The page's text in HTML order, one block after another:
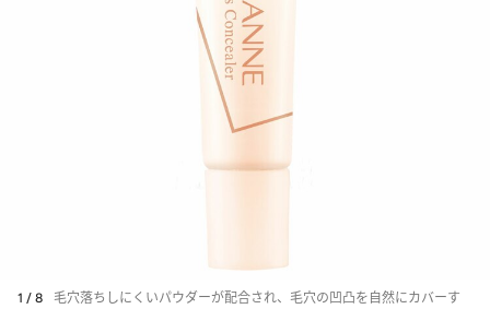
1 / 8
毛穴落ちしにくいパウダーが配合され、毛穴の凹凸を自然にカバーす